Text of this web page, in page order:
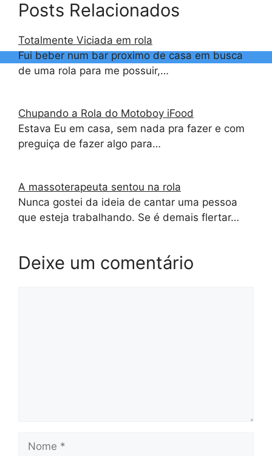
Posts Relacionados
Totalmente Viciada em rola
Fui beber num bar proximo de casa em busca
de uma rola para me possuir,…
Chupando a Rola do Motoboy iFood
Estava Eu em casa, sem nada pra fazer e com
preguiça de fazer algo para…
A massoterapeuta sentou na rola
Nunca gostei da ideia de cantar uma pessoa
que esteja trabalhando. Se é demais flertar…
Deixe um comentário
Nome